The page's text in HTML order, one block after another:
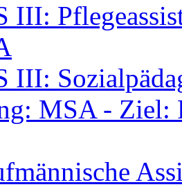
III:
III:
MSA - Ziel: